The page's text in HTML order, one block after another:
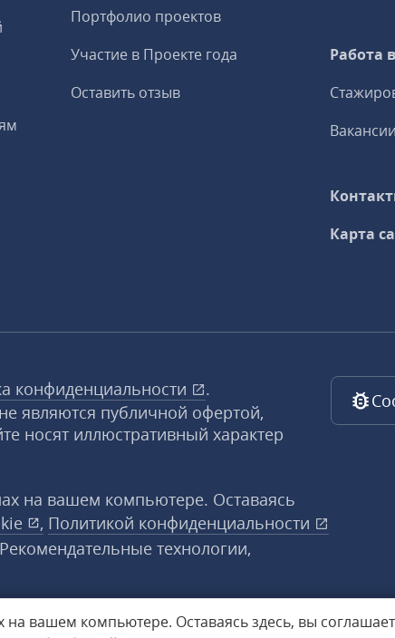
на вашем компьютере. Оставаясь здесь, вы
Портфолио проектов
Участие в Проекте года
Оставить отзыв
Работа
Вакансии
Карта
конфиденциальности
.
являются публичной офертой,
носят иллюстративный характер
на вашем компьютере. Оставаясь
, Политикой конфиденциальности
технологии,